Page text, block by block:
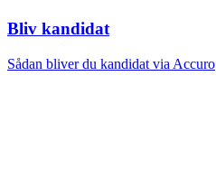
Bliv kandidat
Sådan bliver du kandidat via Accuro